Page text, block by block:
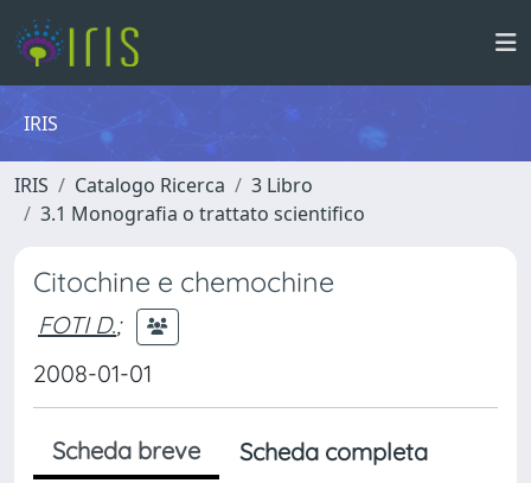
IRIS
IRIS Catalogo Ricerca
3 Libro
3.1 Monografia o trattato scientifico
Citochine e chemochine
FOTI D.;
2008-01-01
Scheda breve
Scheda completa